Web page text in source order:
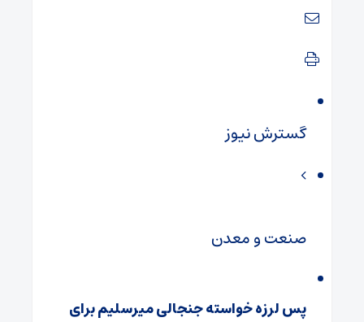
گسترش نیوز
صنعت و معدن
پس لرزه خواسته جنجالی میرسلیم برای